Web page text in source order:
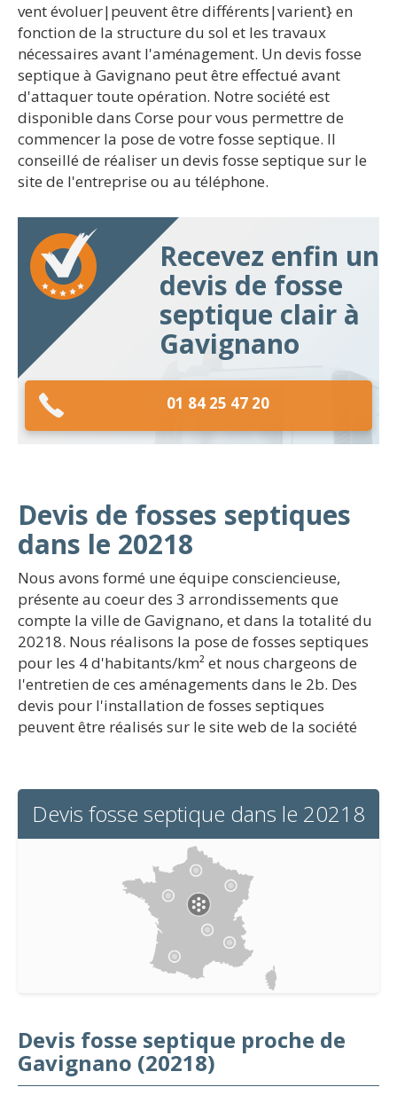
vent évoluer|peuvent être différents|varient} en
fonction de la structure du sol et les travaux
nécessaires avant l'aménagement. Un devis fosse
septique à Gavignano peut être effectué avant
d'attaquer toute opération. Notre société est
disponible dans Corse pour vous permettre de
commencer la pose de votre fosse septique. Il
conseillé de réaliser un devis fosse septique sur le
site de l'entreprise ou au téléphone.
Recevez enfin un
devis de fosse
septique clair à
Gavignano
01 84 25 47 20
Devis de fosses septiques
dans le 20218
Nous avons formé une équipe consciencieuse,
présente au coeur des 3 arrondissements que
compte la ville de Gavignano, et dans la totalité du
20218. Nous réalisons la pose de fosses septiques
pour les 4 d'habitants/km² et nous chargeons de
l'entretien de ces aménagements dans le 2b. Des
devis pour l'installation de fosses septiques
peuvent être réalisés sur le site web de la société
Devis fosse septique dans le 20218
Devis fosse septique proche de
Gavignano (20218)